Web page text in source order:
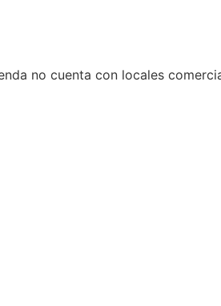
no cuenta con locales